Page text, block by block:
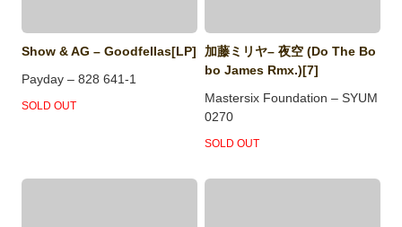
Show & AG – Goodfellas[LP]
Payday – 828 641-1
SOLD OUT
加藤ミリヤ– 夜空 (Do The Bo
bo James Rmx.)[7]
Mastersix Foundation – SYUM
0270
SOLD OUT